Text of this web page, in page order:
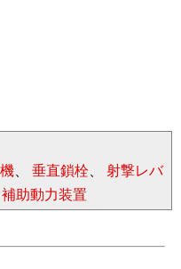
、 垂直鎖栓、 射撃レバ
補助動力装置